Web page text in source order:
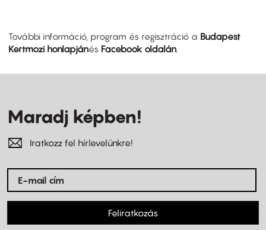
További információ, program és regisztráció a Budapest
Kertmozi honlapjánés Facebook oldalán.
Maradj képben!
Iratkozz fel hírlevelünkre!
Feliratkozás